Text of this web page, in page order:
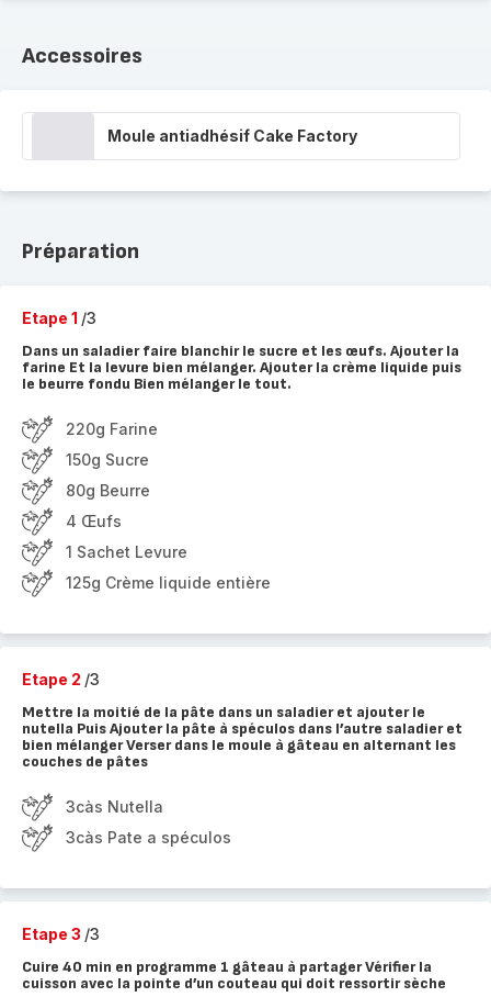
Accessoires
Moule antiadhésif Cake Factory
Préparation
Etape 1 /3
Dans un saladier faire blanchir le sucre et les œufs. Ajouter la
farine Et la levure bien mélanger. Ajouter la crème liquide puis
le beurre fondu Bien mélanger le tout.
220g Farine
150g Sucre
80g Beurre
4 Œufs
1 Sachet Levure
125g Crème liquide entière
Etape 2 /3
Mettre la moitié de la pâte dans un saladier et ajouter le
nutella Puis Ajouter la pâte à spéculos dans l’autre saladier et
bien mélanger Verser dans le moule à gâteau en alternant les
couches de pâtes
3càs Nutella
3càs Pate a spéculos
Etape 3 /3
Cuire 40 min en programme 1 gâteau à partager Vérifier la
cuisson avec la pointe d’un couteau qui doit ressortir sèche